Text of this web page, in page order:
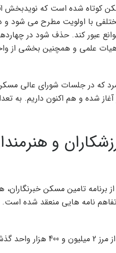
کوتاه شده است که نویدبخش
با اولویت مطرح می شود و
عبور کند. حذف شود در
اعضای هیات علمی و همچنین بخشی
که در جلسات شورای عالی
و
تامین مسکن خبرنگاران،
نامه هایی منعقد شده است.
به گفته سادات، عملیات اجرایی